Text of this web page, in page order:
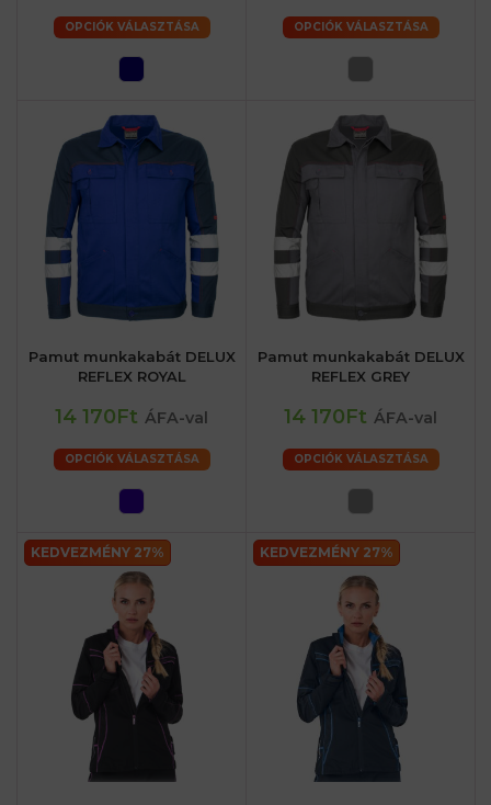
OPCIÓK VÁLASZTÁSA OPCIÓK VÁLASZTÁSA
Pamut munkakabát DELUX
REFLEX ROYAL
14 170Ft ÁFA-val
OPCIÓK VÁLASZTÁSA
Pamut munkakabát DELUX
REFLEX GREY
14 170Ft ÁFA-val
OPCIÓK VÁLASZTÁSA
KEDVEZMÉNY 27% KEDVEZMÉNY 27%